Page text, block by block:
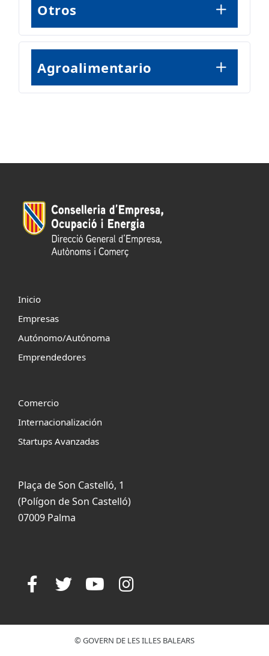
Otros
Agroalimentario
Inicio
Empresas
Autónomo/Autónoma
Emprendedores
Comercio
Internacionalización
Startups Avanzadas
Plaça de Son Castelló, 1
(Polígon de Son Castelló)
07009 Palma
© GOVERN DE LES ILLES BALEARS